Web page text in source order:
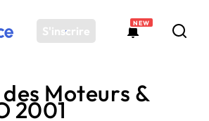
S'inscrire
NEW
Moteurs &
2001